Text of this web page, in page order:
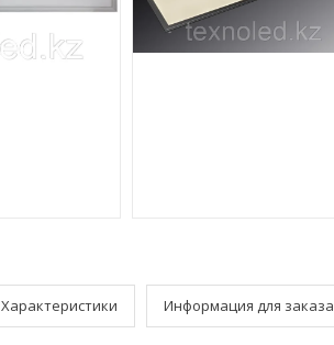
Характеристики Информация для заказа